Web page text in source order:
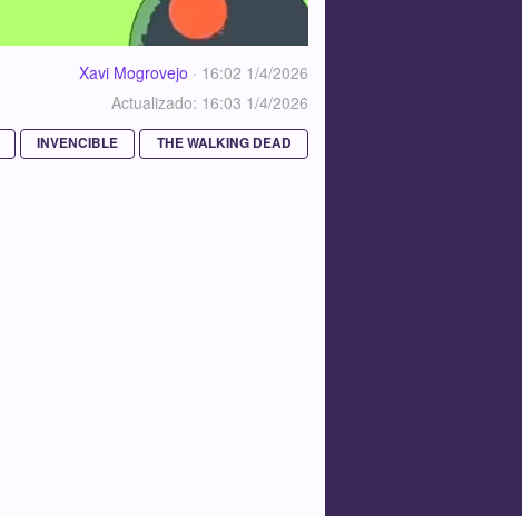
Xavi Mogrovejo · 16:02 1/4/2026
Actualizado: 16:03 1/4/2026
INVENCIBLE THE WALKING DEAD